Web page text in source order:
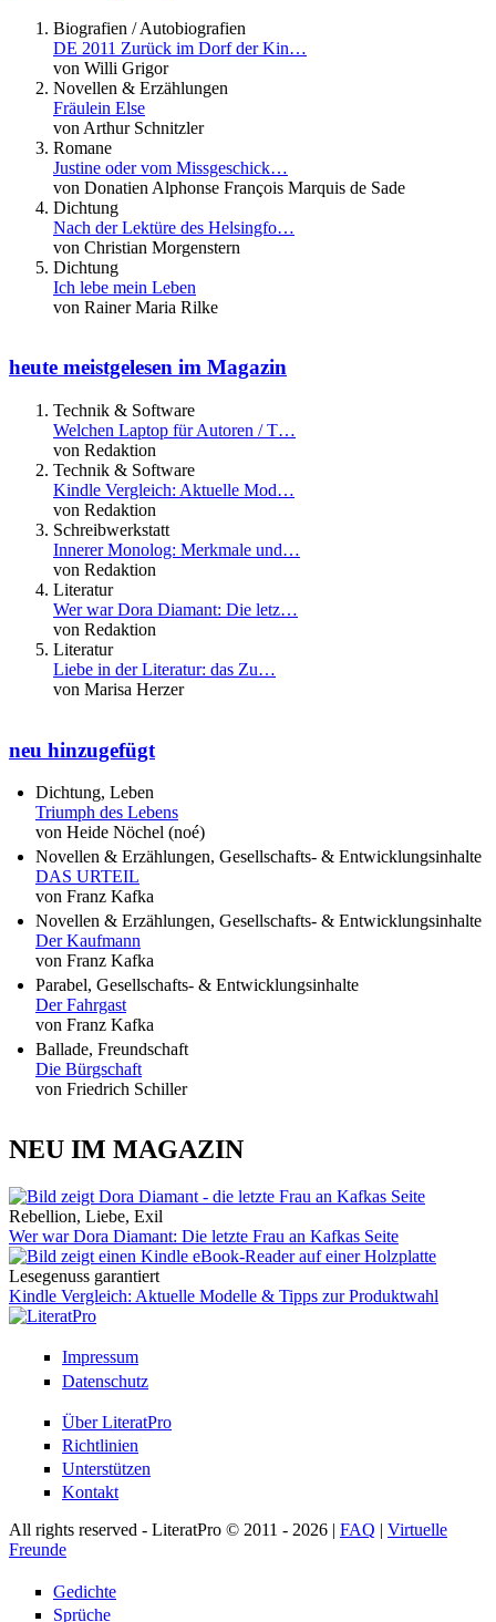
Biografien / Autobiografien
DE 2011 Zurück im Dorf der Kin…
von Willi Grigor
Novellen & Erzählungen
Fräulein Else
von Arthur Schnitzler
Romane
Justine oder vom Missgeschick…
von Donatien Alphonse François Marquis de Sade
Dichtung
Nach der Lektüre des Helsingfo…
von Christian Morgenstern
Dichtung
Ich lebe mein Leben
von Rainer Maria Rilke
heute meistgelesen im Magazin
Technik & Software
Welchen Laptop für Autoren / T…
von Redaktion
Technik & Software
Kindle Vergleich: Aktuelle Mod…
von Redaktion
Schreibwerkstatt
Innerer Monolog: Merkmale und…
von Redaktion
Literatur
Wer war Dora Diamant: Die letz…
von Redaktion
Literatur
Liebe in der Literatur: das Zu…
von Marisa Herzer
neu hinzugefügt
Dichtung, Leben
Triumph des Lebens
von Heide Nöchel (noé)
Novellen & Erzählungen, Gesellschafts- & Entwicklungsinhalte
DAS URTEIL
von Franz Kafka
Novellen & Erzählungen, Gesellschafts- & Entwicklungsinhalte
Der Kaufmann
von Franz Kafka
Parabel, Gesellschafts- & Entwicklungsinhalte
Der Fahrgast
von Franz Kafka
Ballade, Freundschaft
Die Bürgschaft
von Friedrich Schiller
NEU IM MAGAZIN
Rebellion, Liebe, Exil
Wer war Dora Diamant: Die letzte Frau an Kafkas Seite
Lesegenuss garantiert
Kindle Vergleich: Aktuelle Modelle & Tipps zur Produktwahl
Impressum
Datenschutz
Über LiteratPro
Richtlinien
Unterstützen
Kontakt
All rights reserved - LiteratPro © 2011 - 2026 | FAQ | Virtuelle
Freunde
Gedichte
Sprüche